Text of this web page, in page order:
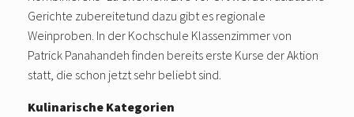
Gerichte zubereitetund dazu gibt es regionale
Weinproben. In der Kochschule Klassenzimmer von
Patrick Panahandeh finden bereits erste Kurse der Aktion
statt, die schon jetzt sehr beliebt sind.
Kulinarische Kategorien